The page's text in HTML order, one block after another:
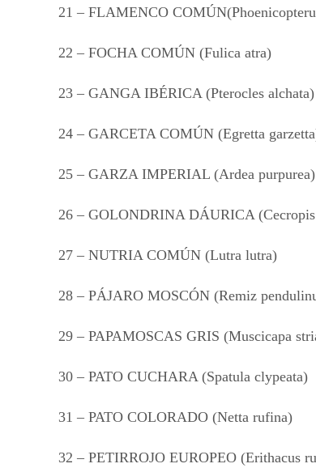
21 – FLAMENCO
22 – FOCHA COMÚN (Fulica atra)
23 – GANGA IBÉRICA (Pterocles alchata)
24 – GARCETA COMÚN (Egretta
25 – GARZA IMPERIAL (Ardea purpurea)
26 – GOLONDRINA DÁURICA
27 – NUTRIA COMÚN (Lutra lutra)
28 – PÁJARO MOSCÓN (Remiz
29 – PAPAMOSCAS GRIS (Muscicapa
30 – PATO CUCHARA (Spatula clypeata)
31 – PATO COLORADO (Netta rufina)
32 – PETIRROJO EUROPEO (Erithacus